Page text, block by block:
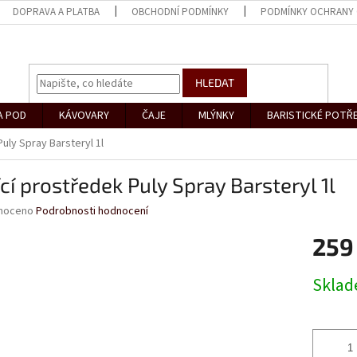
DOPRAVA A PLATBA OBCHODNÍ PODMÍNKY PODMÍNKY OCHRANY
HLEDAT
POD KÁVOVARY ČAJE MLÝNKY BARISTICKÉ
Spray Barsteryl 1l
prostředek Puly Spray Barsteryl 1l
Podrobnosti hodnocení
cena: